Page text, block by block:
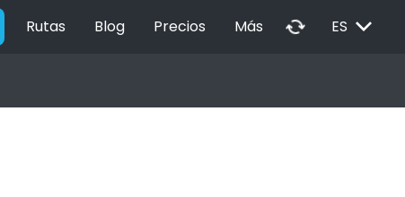
Rutas Blog Precios Más autorenew ES EXPAND_MORE